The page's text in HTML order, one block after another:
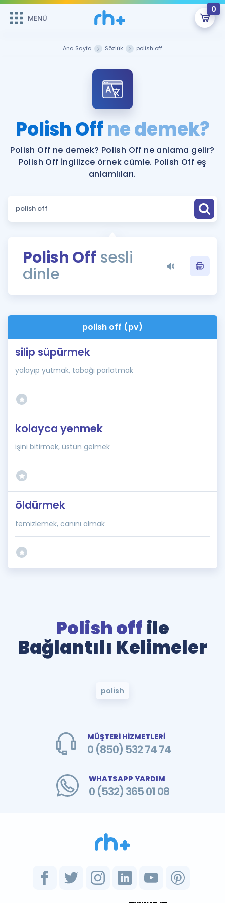
MENÜ
0
ÜYE DEĞİLİM
Sepetin Şu An Boş.
Remzi Hoca ile seni sınava hazırlayacak onlarca eğitim seni
bekliyor!
MENÜ
Faydalı Araçlar
Sözlük
Rehberlik Aracı
ÖSYM Sınav Takvimi
İngilizce Gramer
Hakkımızda
Ana Sayfa Sözlük polish off
Polish Offne demek?
Polish Off ne demek? Polish Off ne anlama gelir?
Polish Off İngilizce örnek cümle. Polish Off eş
anlamlıları.
Polish Off sesli
dinle
polish off (pv)
silip süpürmek
yalayıp yutmak, tabağı parlatmak
kolayca yenmek
işini bitirmek, üstün gelmek
öldürmek
temizlemek, canını almak
Polish off ile
Bağlantılı Kelimeler
polish
MÜŞTERİ HİZMETLERİ
0 (850) 532 74 74
WHATSAPP YARDIM
0 (532) 365 01 08